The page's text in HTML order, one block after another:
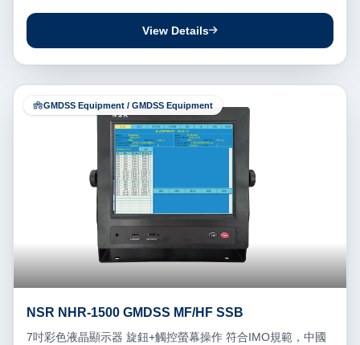
View Details
GMDSS Equipment / GMDSS Equipment
NSR NHR-1500 GMDSS MF/HF SSB
7吋彩色液晶顯示器 旋鈕+觸控螢幕操作 符合IMO規範，中國